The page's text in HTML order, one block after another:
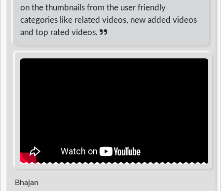
on the thumbnails from the user friendly
categories like related videos, new added videos
and top rated videos.
Bhajan